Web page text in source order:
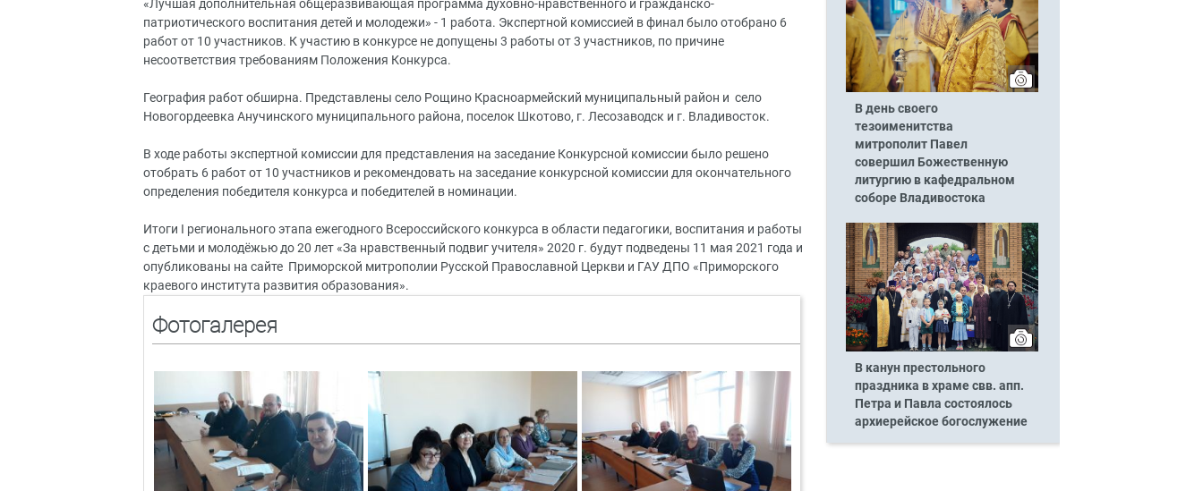
«Лучшая дополнительная общеразвивающая программа духовно-нравственного и гражданско-
патриотического воспитания детей и молодежи» - 1 работа. Экспертной комиссией в финал было отобрано 6
работ от 10 участников. К участию в конкурсе не допущены 3 работы от 3 участников, по причине
несоответствия требованиям Положения Конкурса.
География работ обширна. Представлены село Рощино Красноармейский муниципальный район и село
Новогордеевка Анучинского муниципального района, поселок Шкотово, г. Лесозаводск и г. Владивосток.
В ходе работы экспертной комиссии для представления на заседание Конкурсной комиссии было решено
отобрать 6 работ от 10 участников и рекомендовать на заседание конкурсной комиссии для окончательного
определения победителя конкурса и победителей в номинации.
Итоги I регионального этапа ежегодного Всероссийского конкурса в области педагогики, воспитания и работы
с детьми и молодёжью до 20 лет «За нравственный подвиг учителя» 2020 г. будут подведены 11 мая 2021 года и
опубликованы на сайте Приморской митрополии Русской Православной Церкви и ГАУ ДПО «Приморского
краевого института развития образования».
Фотогалерея
В день своего
тезоименитства
митрополит Павел
совершил Божественную
литургию в кафедральном
соборе Владивостока
В канун престольного
праздника в храме свв. апп.
Петра и Павла состоялось
архиерейское богослужение